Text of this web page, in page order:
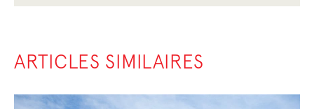
ARTICLES SIMILAIRES